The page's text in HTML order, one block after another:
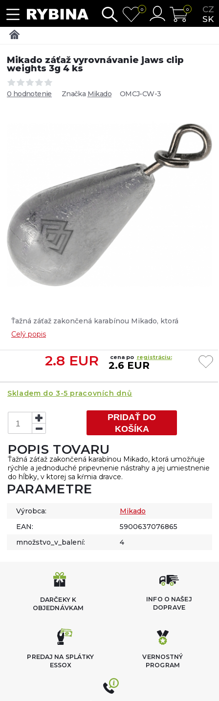
CZ
SK
0 0
Mikado záťaž vyrovnávanie jaws clip
weights 3g 4 ks
0 hodnotenie Značka Mikado OMCJ-CW-3
Ťažná záťaž zakončená karabínou Mikado, ktorá
umožňuje rýchle a jednoduché pripevnenie nástrahy a
jej umiestnenie do hĺbky, v ktorej sa kŕmia dravce....
Celý popis
2.8 EUR cena po registráciu:
2.6 EUR
Skladem do 3-5 pracovních dnů
PRIDAŤ DO
KOŠÍKA
POPIS TOVARU
Ťažná záťaž zakončená karabínou Mikado, ktorá umožňuje
rýchle a jednoduché pripevnenie nástrahy a jej umiestnenie
do hĺbky, v ktorej sa kŕmia dravce.
PARAMETRE
Výrobca:
Mikado
EAN:
5900637076865
množstvo_v_balení:
4
DARČEKY K
OBJEDNÁVKAM
INFO O NAŠEJ
DOPRAVE
VERNOSTNÝ
PROGRAM
PREDAJ NA SPLÁTKY
ESSOX